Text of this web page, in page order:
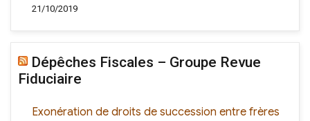
21/10/2019
Dépêches Fiscales – Groupe Revue
Fiduciaire
Exonération de droits de succession entre frères